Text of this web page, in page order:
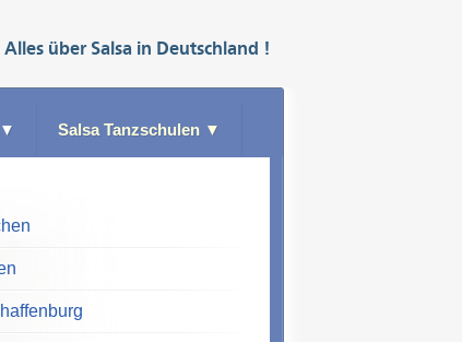
Alles über Salsa in Deutschland !
▼ Salsa Tanzschulen ▼